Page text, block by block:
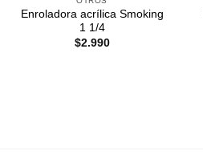
Enroladora acrílica Smoking
1 1/4
$2.990